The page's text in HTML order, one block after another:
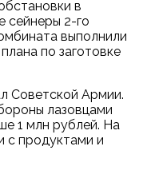
в
сейнеры 2-го
выполнили
по заготовке
Советской Армии.
лазовцами
1 млн рублей. На
с продуктами и